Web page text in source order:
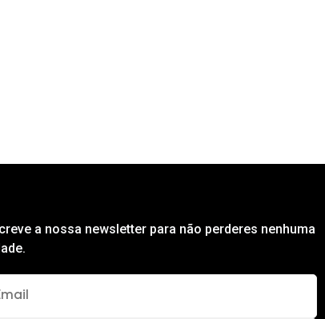
a nossa newsletter para não perderes nenhuma